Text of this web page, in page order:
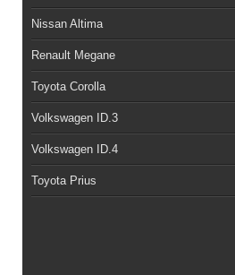
Nissan Altima
Renault Megane
Toyota Corolla
Volkswagen ID.3
Volkswagen ID.4
Toyota Prius